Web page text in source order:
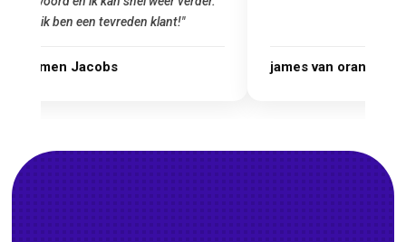
james van oranje Marcel Thijs